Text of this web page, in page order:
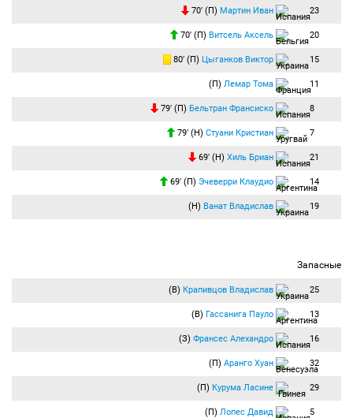
70′ (П) Мартин Иван 23
70′ (П) Витсель Аксель 20
80′ (П) Цыганков Виктор 15
(П) Лемар Тома 11
79′ (П) Бельтран Франсиско 8
79′ (Н) Стуани Кристиан 7
69′ (Н) Хиль Бриан 21
69′ (П) Эчеверри Клаудио 14
(Н) Ванат Владислав 19
Запасные
(В) Крапивцов Владислав 25
(В) Гассанига Пауло 13
(З) Франсес Алехандро 16
(П) Аранго Хуан 32
(П) Курума Ласине 29
(П) Лопес Давид 5